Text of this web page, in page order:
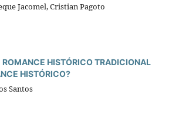
Jacomel, Cristian Pagoto
HISTÓRICO TRADICIONAL
HISTÓRICO?
Santos